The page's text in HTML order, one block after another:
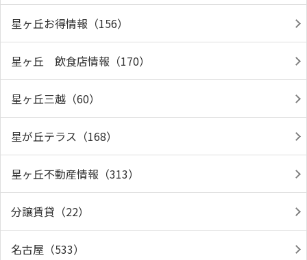
星ヶ丘お得情報（156）
星ヶ丘 飲食店情報（170）
星ヶ丘三越（60）
星が丘テラス（168）
星ヶ丘不動産情報（313）
分譲賃貸（22）
名古屋（533）